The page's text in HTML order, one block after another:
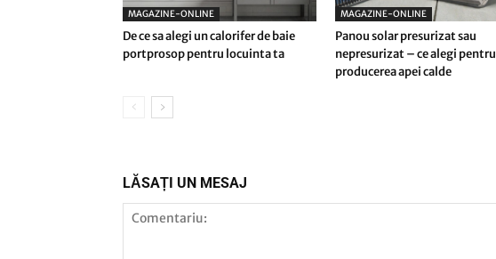
MAGAZINE-ONLINE
De ce sa alegi un calorifer de baie
portprosop pentru locuinta ta
MAGAZINE-ONLINE
Panou solar presurizat sau
nepresurizat – ce alegi pentru
producerea apei calde
LĂSAȚI UN MESAJ